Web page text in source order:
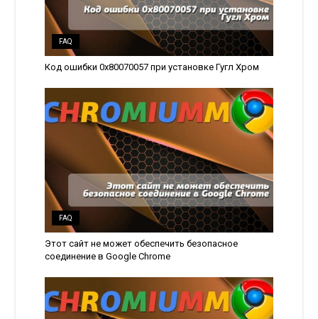
FAQ
Код ошибки 0x80070057 при установке Гугл Хром
FAQ
Этот сайт не может обеспечить безопасное
соединение в Google Chrome